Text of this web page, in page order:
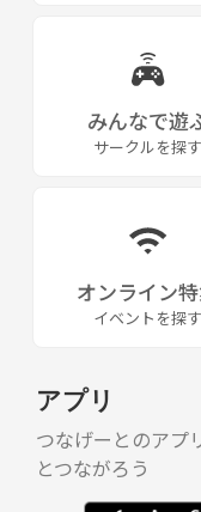
みんなで遊
サークルを探す
オンライン
イベントを探す
アプリ
つなげーとのアプ
とつながろう